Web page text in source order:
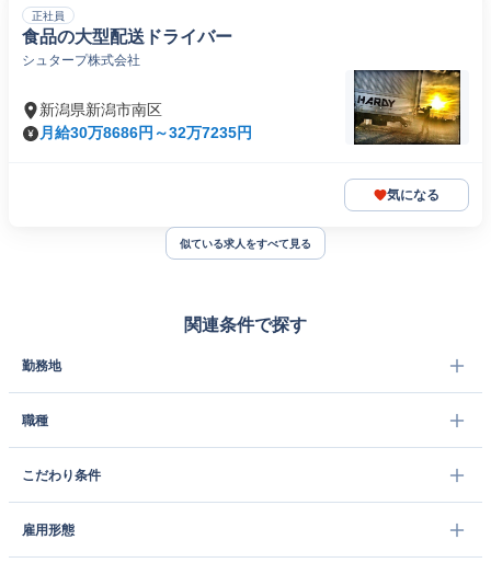
正社員
食品の大型配送ドライバー
シュタープ株式会社
新潟県新潟市南区
月給30万8686円～32万7235円
気になる
似ている求人をすべて見る
関連条件で探す
勤務地
職種
こだわり条件
雇用形態